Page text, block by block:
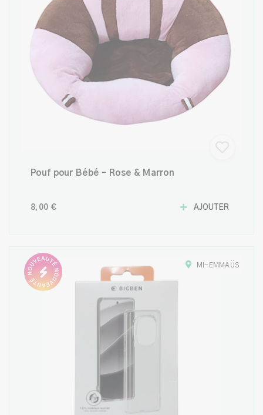
Pouf pour Bébé – Rose & Marron
8,00 € AJOUTER
MI-EMMAÜS